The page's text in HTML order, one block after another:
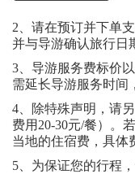
2、请在预订并下单
并与导游确认旅行日
3、导游服务费标价
需延长导游服务时间
4、除特殊声明，请
费用20-30元/餐）。
当地的住宿费，具体
5、为保证您的行程